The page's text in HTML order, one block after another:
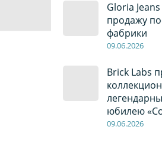
Gloria
продажу
фабрики
09.06.2026
Brick Labs
юбилею
09.06.2026